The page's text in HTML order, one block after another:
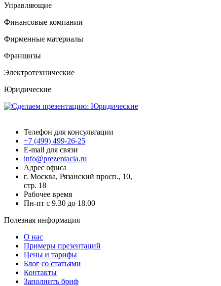
Управляющие
Финансовые компании
Фирменные материалы
Франшизы
Электротехнические
Юридические
Телефон для консультации
+7 (499) 499-26-25
E-mail для связи
info@prezentacia.ru
Адрес офиса
г. Москва, Рязанский просп., 10,
стр. 18
Рабочее время
Пн-пт с 9.30 до 18.00
Полезная информация
О нас
Примеры презентаций
Цены и тарифы
Блог со статьями
Контакты
Заполнить бриф